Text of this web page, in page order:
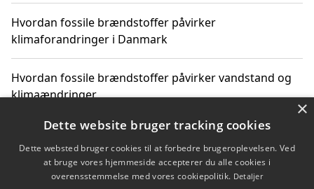
Hvordan fossile brændstoffer påvirker
klimaforandringer i Danmark
Hvordan fossile brændstoffer påvirker vandstand og
klimaændringer
Hvordan citater om fossile brændstoffer kan ændre
vores perspektiv
×
Dette website bruger tracking cookies
Dette websted bruger cookies til at forbedre brugeroplevelsen. Ved
at bruge vores hjemmeside accepterer du alle cookies i
overensstemmelse med vores cookiepolitik. Detaljer